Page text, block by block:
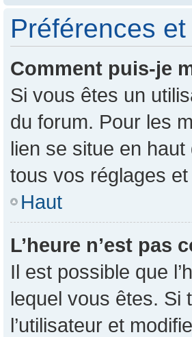
Préférences
Comment puis-je
Si vous êtes un
du forum. Pour les
lien se situe en
tous vos réglages
Haut
L’heure n’est pas
Il est possible que
lequel vous êtes. Si
l’utilisateur et